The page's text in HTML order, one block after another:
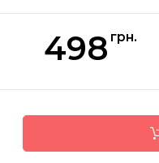
498 грн.